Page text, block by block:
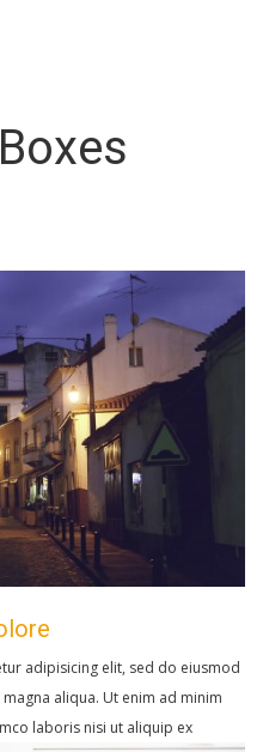
adipisicing elit, sed do eiusmod
aliqua. Ut enim ad minim
laboris nisi ut aliquip ex